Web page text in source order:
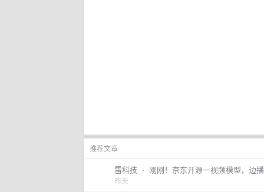
推荐文章
雷科技 · 刚刚！京东开源一视频模型，边
昨天